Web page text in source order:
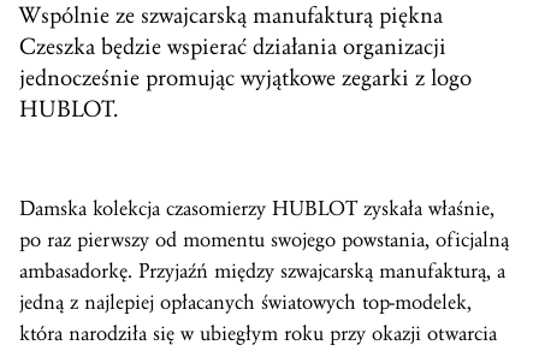
Wspólnie ze szwajcarską manufakturą piękna
Czeszka będzie wspierać działania organizacji
jednocześnie promując wyjątkowe zegarki z logo
HUBLOT.
Damska kolekcja czasomierzy HUBLOT zyskała właśnie,
po raz pierwszy od momentu swojego powstania, oficjalną
ambasadorkę. Przyjaźń między szwajcarską manufakturą, a
jedną z najlepiej opłacanych światowych top-modelek,
która narodziła się w ubiegłym roku przy okazji otwarcia